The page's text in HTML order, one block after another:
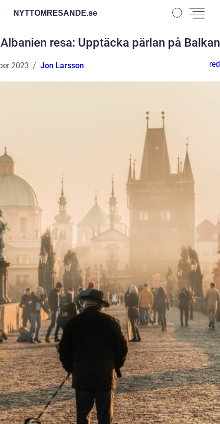
NYTTOMRESANDE.se
Albanien resa: Upptäcka pärlan på Balkan
2023 Jon Larsson